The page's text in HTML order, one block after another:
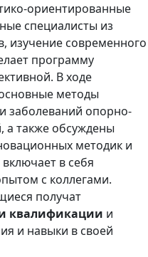
ориентированные
специалисты из
изучение современного
программу
В ходе
методы
заболеваний опорно-
а также обсуждены
методик и
в себя
с коллегами.
получат
квалификации и
и навыки в своей